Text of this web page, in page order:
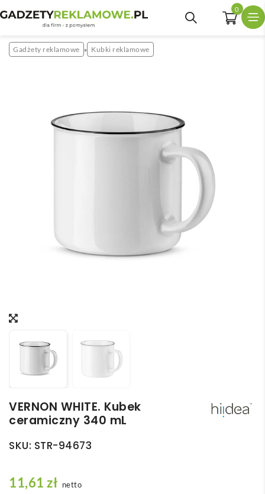
0
Gadżety reklamowe » Kubki reklamowe
VERNON WHITE. Kubek
ceramiczny 340 mL
SKU: STR-94673
11,61 zł netto